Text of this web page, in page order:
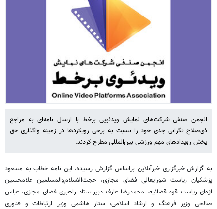
انجمن صنفی شرکت‌های نمایش ویدئویی برخط با ارسال نامه‌ای به مراجع
ذی‌صلاح نگرانی جدی خود را نسبت به برخی رویکردها در زمینه واگذاری حق
پخش رویدادهای مهم ورزشی بین‌المللی مطرح کردند.
به گزارش خبرگزاری خبرآنلاین براساس گزارش رسیده، این نامه خطاب به مسعود
پزشکیان ریاست شورایعالی فضای مجازی، حجت‌الاسلام‌والمسلمین غلامحسین
اژه‌ای ریاست قوه قضائیه، محمدرضا عارف دبیر ستاد راهبری فضای مجازی، عباس
صالحی وزیر فرهنگ و ارشاد اسلامی، ستار هاشمی وزیر ارتباطات و فناوری